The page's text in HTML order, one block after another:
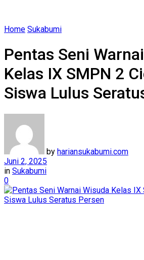
Home Sukabumi
Pentas Seni
Kelas IX SMPN 2
Siswa Lulus
by hariansukabumi.com
Juni 2, 2025
in Sukabumi
0